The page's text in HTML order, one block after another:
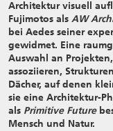
Architektur visuell
Fujimotos als AW
bei Aedes seiner
gewidmet. Eine
Auswahl an
assoziieren,
Dächer, auf denen
sie eine Architektur-
als Primitive Future
Mensch und Natur.